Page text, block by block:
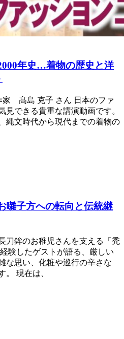
年史…着物の歴史と洋
家 髙島 克子 さん 日本のファ
見できる貴重な講演動画です。
縄文時代から現代までの着物の
囃子方への転向と伝統継
刀鉾のお稚児さんを支える「禿
験したゲストが語る、厳しい
な思い、化粧や巡行の辛さな
。 現在は、